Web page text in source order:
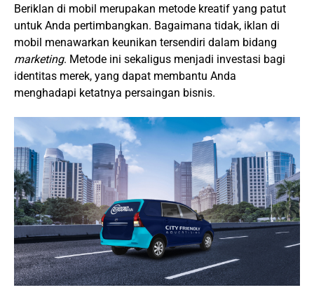
Beriklan di mobil merupakan metode kreatif yang patut
untuk Anda pertimbangkan. Bagaimana tidak, iklan di
mobil menawarkan keunikan tersendiri dalam bidang
marketing. Metode ini sekaligus menjadi investasi bagi
identitas merek, yang dapat membantu Anda
menghadapi ketatnya persaingan bisnis.